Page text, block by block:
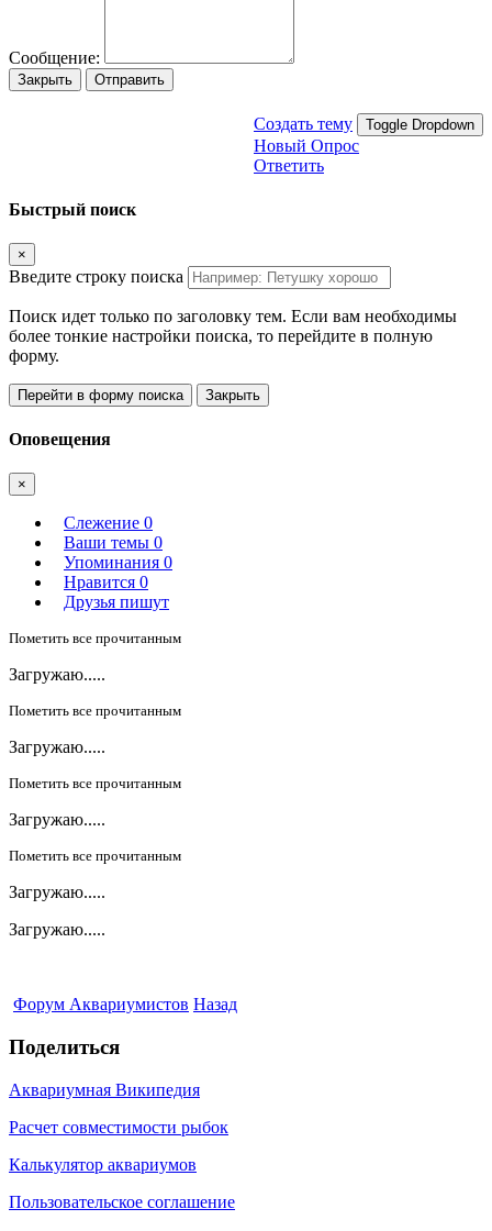
Сообщение:
Закрыть Отправить
Создать тему Toggle Dropdown
Новый Опрос
Ответить
Быстрый поиск
×
Введите строку поиска
Поиск идет только по заголовку тем. Если вам необходимы
более тонкие настройки поиска, то перейдите в полную
форму.
Перейти в форму поиска Закрыть
Оповещения
×
Слежение 0
Ваши темы 0
Упоминания 0
Нравится 0
Друзья пишут
Пометить все прочитанным
Загружаю.....
Пометить все прочитанным
Загружаю.....
Пометить все прочитанным
Загружаю.....
Пометить все прочитанным
Загружаю.....
Загружаю.....
Форум Аквариумистов Назад
Поделиться
Аквариумная Википедия
Расчет совместимости рыбок
Калькулятор аквариумов
Пользовательское соглашение